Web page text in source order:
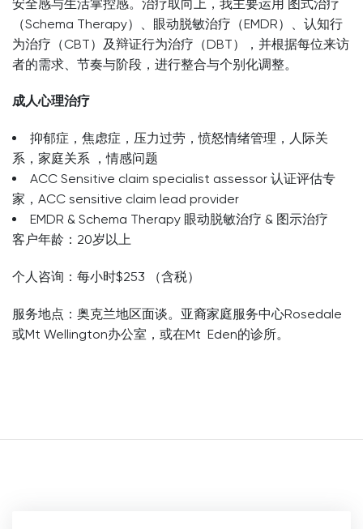
安全感与生活掌控感。治疗取向上，我主要运用 图式治疗
（Schema Therapy）、眼动脱敏治疗（EMDR）、认知行
为治疗（CBT）及辩证行为治疗（DBT），并根据每位来访
者的需求、节奏与阶段，进行整合与个别化调整。
成人心理治疗
抑郁症，焦虑症，压力过劳，愤怒情绪管理，人际关
系，家庭关系 ，情感问题
ACC Sensitive claim specialist assessor 认证评估专
家，ACC sensitive claim lead provider
EMDR & Schema Therapy 眼动脱敏治疗 & 图示治疗
客户年龄：20岁以上
个人咨询：每小时$253 （含税）
服务地点：奥克兰地区面谈。亚裔家庭服务中心Rosedale
或Mt Wellington办公室，或在Mt Eden的诊所。